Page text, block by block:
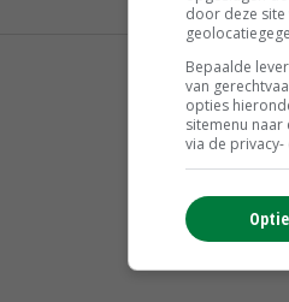
door deze site
Bepaalde
van
opties
sitemenu naar
via de privacy-